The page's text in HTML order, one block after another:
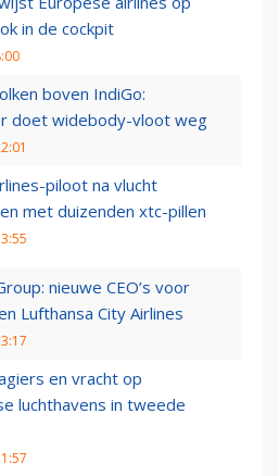
in de cockpit
boven IndiGo:
doet widebody-vloot weg
piloot na vlucht
met duizenden xtc-pillen
nieuwe CEO’s voor
Lufthansa City Airlines
en vracht op
luchthavens in tweede